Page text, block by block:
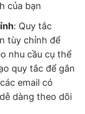
của bạn
: Quy tắc
tùy chỉnh để
nhu cầu cụ thể
quy tắc để gắn
email có
dàng theo dõi